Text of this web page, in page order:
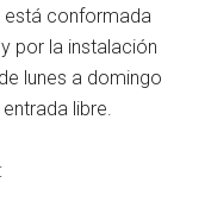
está conformada
por la instalación
lunes a domingo
libre.